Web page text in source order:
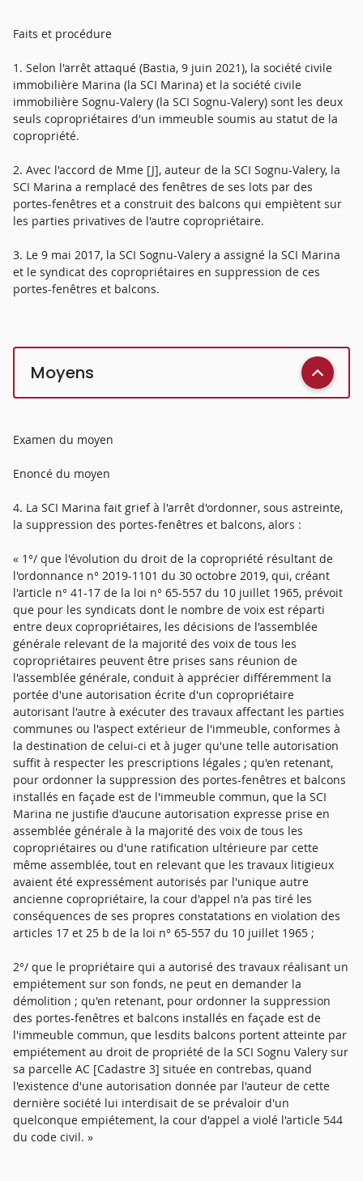
Faits et procédure
1. Selon l'arrêt attaqué (Bastia, 9 juin 2021), la société civile
immobilière Marina (la SCI Marina) et la société civile
immobilière Sognu-Valery (la SCI Sognu-Valery) sont les deux
seuls copropriétaires d'un immeuble soumis au statut de la
copropriété.
2. Avec l'accord de Mme [J], auteur de la SCI Sognu-Valery, la
SCI Marina a remplacé des fenêtres de ses lots par des
portes-fenêtres et a construit des balcons qui empiètent sur
les parties privatives de l'autre copropriétaire.
3. Le 9 mai 2017, la SCI Sognu-Valery a assigné la SCI Marina
et le syndicat des copropriétaires en suppression de ces
portes-fenêtres et balcons.
Moyens
Examen du moyen
Enoncé du moyen
4. La SCI Marina fait grief à l'arrêt d'ordonner, sous astreinte,
la suppression des portes-fenêtres et balcons, alors :
« 1°/ que l'évolution du droit de la copropriété résultant de
l'ordonnance n° 2019-1101 du 30 octobre 2019, qui, créant
l'article n° 41-17 de la loi n° 65-557 du 10 juillet 1965, prévoit
que pour les syndicats dont le nombre de voix est réparti
entre deux copropriétaires, les décisions de l'assemblée
générale relevant de la majorité des voix de tous les
copropriétaires peuvent être prises sans réunion de
l'assemblée générale, conduit à apprécier différemment la
portée d'une autorisation écrite d'un copropriétaire
autorisant l'autre à exécuter des travaux affectant les parties
communes ou l'aspect extérieur de l'immeuble, conformes à
la destination de celui-ci et à juger qu'une telle autorisation
suffit à respecter les prescriptions légales ; qu'en retenant,
pour ordonner la suppression des portes-fenêtres et balcons
installés en façade est de l'immeuble commun, que la SCI
Marina ne justifie d'aucune autorisation expresse prise en
assemblée générale à la majorité des voix de tous les
copropriétaires ou d'une ratification ultérieure par cette
même assemblée, tout en relevant que les travaux litigieux
avaient été expressément autorisés par l'unique autre
ancienne copropriétaire, la cour d'appel n'a pas tiré les
conséquences de ses propres constatations en violation des
articles 17 et 25 b de la loi n° 65-557 du 10 juillet 1965 ;
2°/ que le propriétaire qui a autorisé des travaux réalisant un
empiétement sur son fonds, ne peut en demander la
démolition ; qu'en retenant, pour ordonner la suppression
des portes-fenêtres et balcons installés en façade est de
l'immeuble commun, que lesdits balcons portent atteinte par
empiétement au droit de propriété de la SCI Sognu Valery sur
sa parcelle AC [Cadastre 3] située en contrebas, quand
l'existence d'une autorisation donnée par l'auteur de cette
dernière société lui interdisait de se prévaloir d'un
quelconque empiétement, la cour d'appel a violé l'article 544
du code civil. »